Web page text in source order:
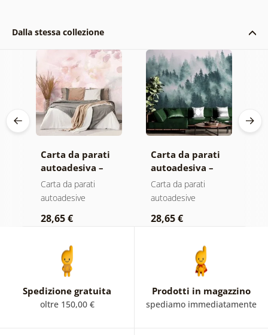
Dalla stessa collezione
Carta da parati
autoadesiva –
Foglie con
sfumatura
Carta da parati
autoadesive
28,65 €
Carta da parati
autoadesiva –
Foresta nella
nebbia
Carta da parati
autoadesive
28,65 €
Spedizione gratuita
oltre 150,00 €
Prodotti in magazzino
spediamo immediatamente